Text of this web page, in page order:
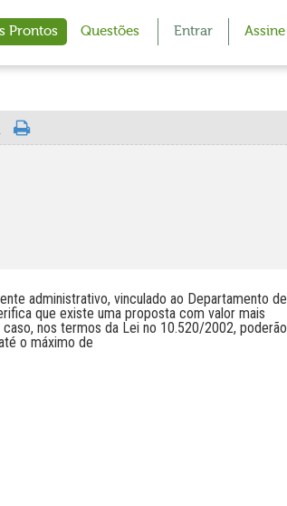
Prontos Questões Entrar Assine
administrativo, vinculado ao Departamento de
que existe uma proposta com valor mais
nos termos da Lei no 10.520/2002, poderão
o máximo de